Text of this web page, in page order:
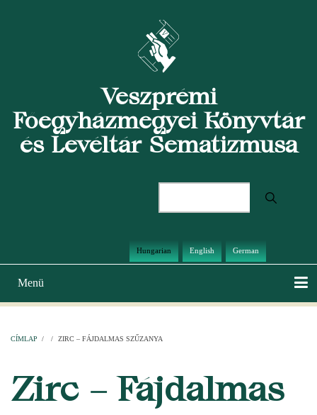
Veszprémi
Főegyházmegyei Könyvtár
és Levéltár Sematizmusa
Hungarian English German
Main
navigation
Menü
CÍMLAP / / ZIRC – FÁJDALMAS SZŰZANYA
Zirc – Fájdalmas